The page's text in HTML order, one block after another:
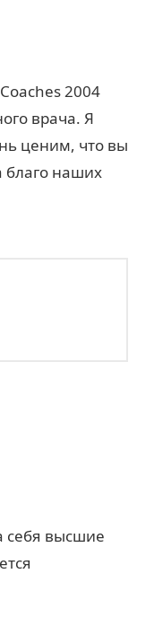
2004
врача. Я
ценим, что вы
благо наших
себя высшие